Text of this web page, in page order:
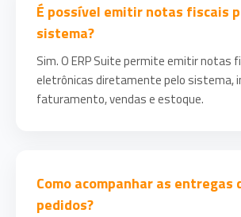
É possível emitir notas fiscais
sistema?
Sim. O ERP Suite permite emitir notas
eletrônicas diretamente pelo sistema,
faturamento, vendas e estoque.
Como acompanhar as entregas
pedidos?